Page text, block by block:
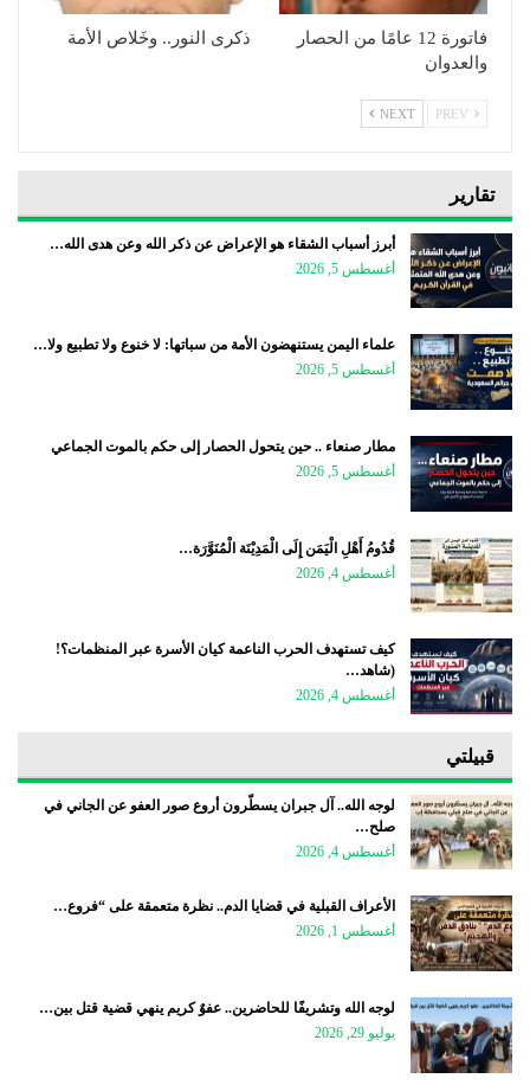
فاتورة 12 عامًا من الحصار
والعدوان
ذكرى النور.. وخَلاص الأمة
NEXT
تقارير
أبرز أسباب الشقاء هو الإعراض عن ذكر الله وعن هدى الله…
أغسطس 5, 2026
علماء اليمن يستنهضون الأمة من سباتها: لا خنوع ولا تطبيع ولا…
أغسطس 5, 2026
مطار صنعاء .. حين يتحول الحصار إلى حكم بالموت الجماعي
أغسطس 5, 2026
قُدُومُ أَهْلِ الْيَمَن إِلَى الْمَدِيْنَة الْمُنَوَّرَة…
أغسطس 4, 2026
كيف تستهدف الحرب الناعمة كيان الأسرة عبر المنظمات؟!
(شاهد…
أغسطس 4, 2026
قبيلتي
لوجه الله.. آل جبران يسطّرون أروع صور العفو عن الجاني في
صلح…
أغسطس 4, 2026
الأعراف القبلية في قضايا الدم.. نظرة متعمقة على “فروع…
أغسطس 1, 2026
لوجه الله وتشريفًا للحاضرين.. عفوٌ كريم ينهي قضية قتل بين…
يوليو 29, 2026